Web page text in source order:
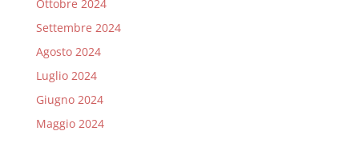
Ottobre 2024
Settembre 2024
Agosto 2024
Luglio 2024
Giugno 2024
Maggio 2024